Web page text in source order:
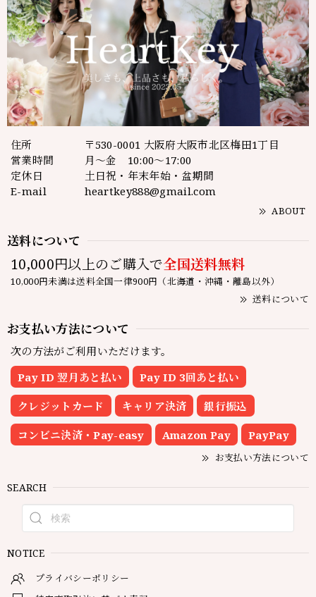
住所
〒530-0001 大阪府大阪市北区梅田1丁目
営業時間
月～金 10:00～17:00
定休日
土日祝・年末年始・盆期間
E-mail
heartkey888@gmail.com
ABOUT
送料について
10,000円以上のご購入で全国送料無料
10,000円未満は送料全国一律900円（北海道・沖縄・離島以外）
送料について
お支払い方法について
次の方法がご利用いただけます。
Pay ID 翌月あと払い
Pay ID 3回あと払い
クレジットカード キャリア決済 銀行振込
コンビニ決済・Pay-easy Amazon Pay PayPay
お支払い方法について
SEARCH
NOTICE
プライバシーポリシー